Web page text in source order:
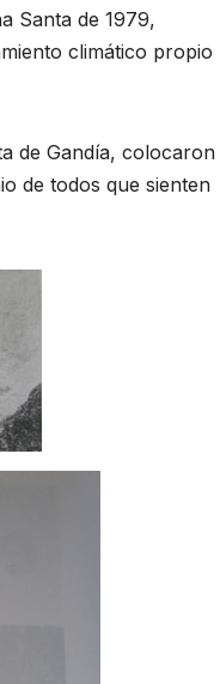
Santa de 1979,
climático propio
de Gandía, colocaron
de todos que sienten